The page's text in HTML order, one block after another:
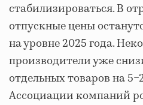
стабилизироваться. В
отпускные цены
на уровне 2025 года.
производители уже
отдельных товаров на
Ассоциации компаний